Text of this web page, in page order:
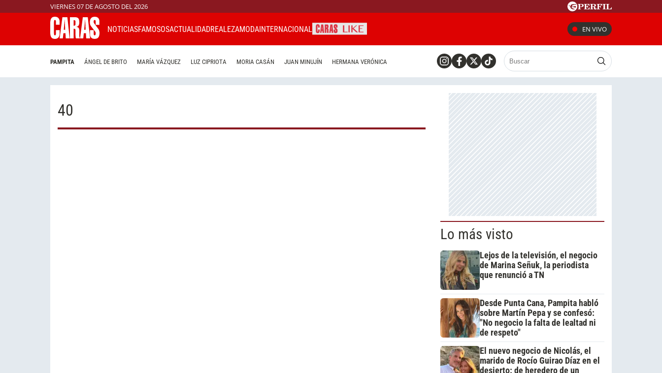
VIERNES 07 DE AGOSTO DEL 2026
NOTICIASFAMOSOSACTUALIDADREALEZAMODAINTERNACIONAL EN VIVO
PAMPITA ÁNGEL DE BRITO MARÍA VÁZQUEZ LUZ CIPRIOTA MORIA CASÁN JUAN MINUJÍN HERMANA VERÓNICA
40
Lo más visto
Lejos de la televisión, el negocio
de Marina Señuk, la periodista
que renunció a TN
Desde Punta Cana, Pampita habló
sobre Martín Pepa y se confesó:
"No negocio la falta de lealtad ni
de respeto"
El nuevo negocio de Nicolás, el
marido de Rocío Guirao Díaz en el
desierto: de heredero de un